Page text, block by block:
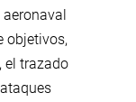
objetivos,
el trazado